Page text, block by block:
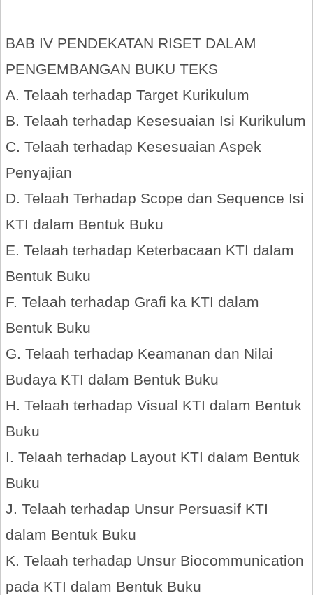
BAB IV PENDEKATAN RISET DALAM
PENGEMBANGAN BUKU TEKS
A. Telaah terhadap Target Kurikulum
B. Telaah terhadap Kesesuaian Isi Kurikulum
C. Telaah terhadap Kesesuaian Aspek
Penyajian
D. Telaah Terhadap Scope dan Sequence Isi
KTI dalam Bentuk Buku
E. Telaah terhadap Keterbacaan KTI dalam
Bentuk Buku
F. Telaah terhadap Grafi ka KTI dalam
Bentuk Buku
G. Telaah terhadap Keamanan dan Nilai
Budaya KTI dalam Bentuk Buku
H. Telaah terhadap Visual KTI dalam Bentuk
Buku
I. Telaah terhadap Layout KTI dalam Bentuk
Buku
J. Telaah terhadap Unsur Persuasif KTI
dalam Bentuk Buku
K. Telaah terhadap Unsur Biocommunication
pada KTI dalam Bentuk Buku